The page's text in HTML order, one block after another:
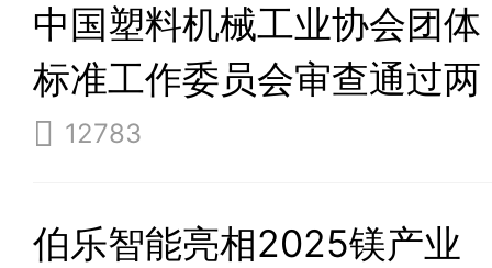
中国塑料机械工业协会团体
标准工作委员会审查通过两
项团体标准
12783
伯乐智能亮相2025镁产业